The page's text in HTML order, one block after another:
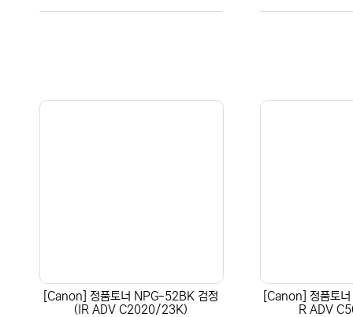
[Canon] 정품토너 NPG-52BK 검정
(IR ADV C2020/23K)
[Canon] 정품토
R ADV